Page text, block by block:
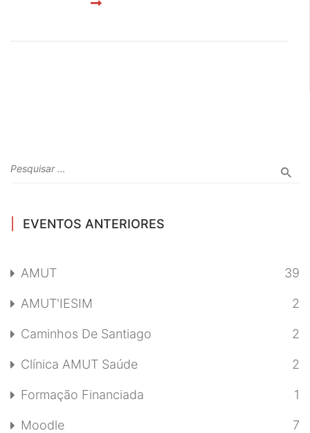
EVENTOS ANTERIORES
AMUT 39
AMUT'IESIM 2
Caminhos De Santiago 2
Clínica AMUT Saúde 2
Formação Financiada 1
Moodle 7